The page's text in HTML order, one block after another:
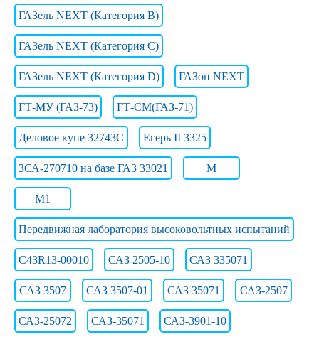
ГАЗель NEXT (Категория B)
ГАЗель NEXT (Категория C)
ГАЗель NEXT (Категория D) ГАЗон NEXT
ГТ-МУ (ГАЗ-73) ГТ-СМ(ГАЗ-71)
Деловое купе 32743С Егерь II 3325
ЗСА-270710 на базе ГАЗ 33021 М
М1
Передвижная лаборатория высоковольтных испытаний
С43R13-00010 САЗ 2505-10 САЗ 335071
САЗ 3507 САЗ 3507-01 САЗ 35071 САЗ-2507
САЗ-25072 САЗ-35071 САЗ-3901-10